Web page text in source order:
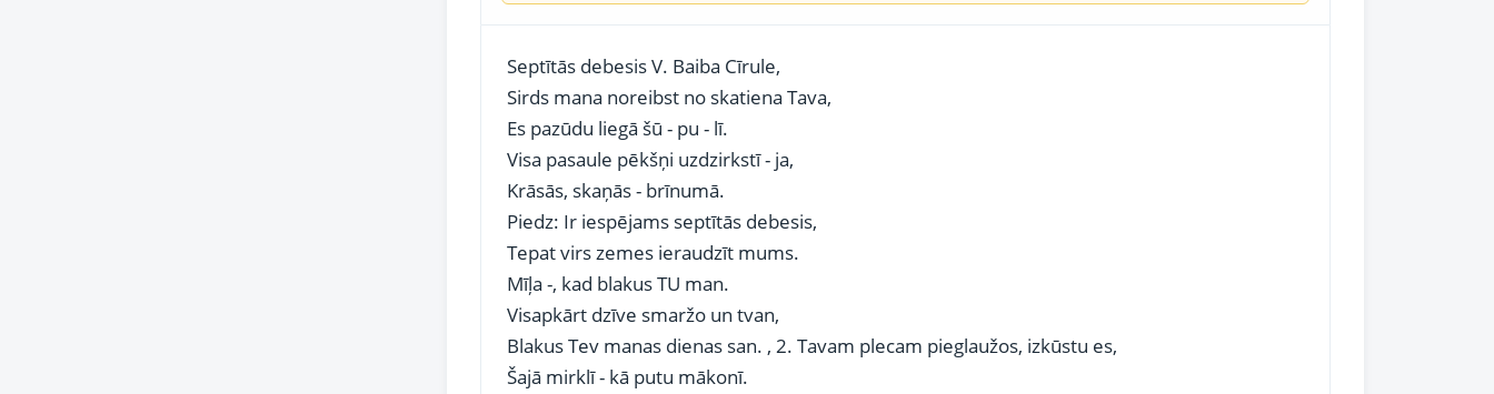
Septītās debesis V. Baiba Cīrule,
Sirds mana noreibst no skatiena Tava,
Es pazūdu liegā šū - pu - lī.
Visa pasaule pēkšņi uzdzirkstī - ja,
Krāsās, skaņās - brīnumā.
Piedz: Ir iespējams septītās debesis,
Tepat virs zemes ieraudzīt mums.
Mīļa -, kad blakus TU man.
Visapkārt dzīve smaržo un tvan,
Blakus Tev manas dienas san. , 2. Tavam plecam pieglaužos, izkūstu es,
Šajā mirklī - kā putu mākonī.